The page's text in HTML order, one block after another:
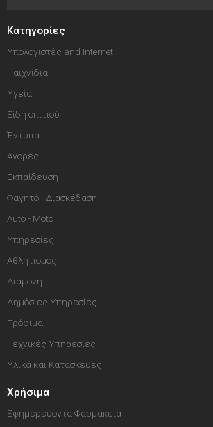
Κατηγορίες
Υπολογιστές and Internet
Παιχνίδια
Υγεία
Είδη σπιτιού
Έντυπα
Αγορές
Εκπαίδευση
Φαγητό - Διασκέδαση
Auto - Moto
Υπηρεσίες
Αθλητισμός
Διαμονή
Δημόσιες Υπηρεσίες
Τρόφιμα
Τεχνικές Υπηρεσίες
Υλικά και Κατασκευές
Χρήσιμα
Εφημερεύοντα Φαρμακεία